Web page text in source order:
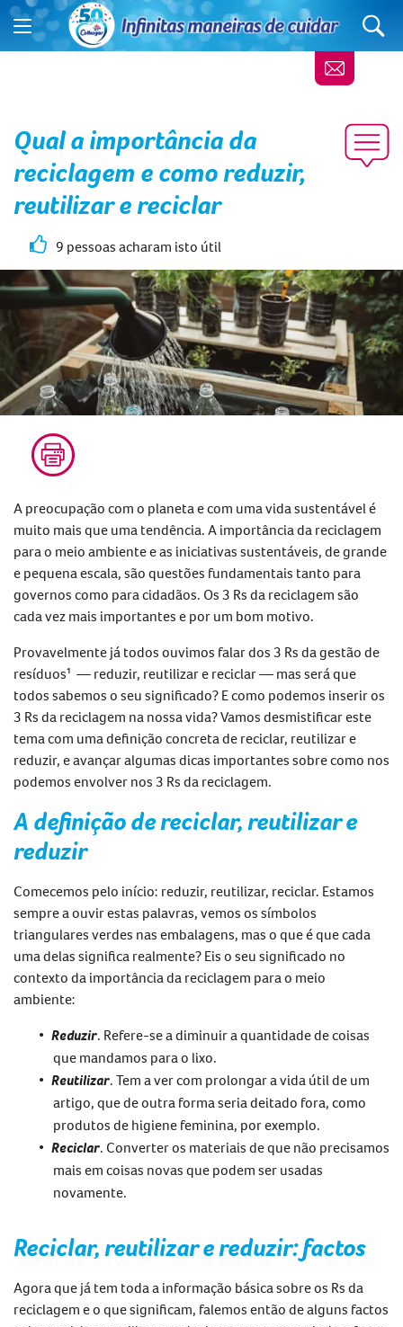
Qual a importância da
reciclagem e como reduzir,
reutilizar e reciclar
9 pessoas acharam isto útil
A preocupação com o planeta e com uma vida sustentável é
muito mais que uma tendência. A importância da reciclagem
para o meio ambientee as iniciativas sustentáveis, de grande
e pequena escala, são questões fundamentais tanto para
governos como para cidadãos. Os 3 Rs da reciclagem são
cada vez mais importantes e por um bom motivo.
Provavelmente já todos ouvimos falar dos 3 Rs da gestão de
resíduos¹ — reduzir, reutilizar e reciclar — mas será que
todos sabemos o seu significado? E como podemos inseriros
3 Rs da reciclagem na nossa vida? Vamos desmistificar este
tema com uma definição concreta de reciclar, reutilizar e
reduzir, eavançaralgumas dicas importantes sobre como nos
podemos envolver nos 3 Rs da reciclagem.
A definição dereciclar, reutilizar e
reduzir
Comecemos pelo início: reduzir, reutilizar, reciclar. Estamos
sempre a ouvir estas palavras, vemos os símbolos
triangulares verdes nas embalagens, mas o que é que cada
uma delas significa realmente? Eis o seu significado no
contexto da importância da reciclagem para o meio
ambiente:
Reduzir. Refere-se a diminuir a quantidade de coisas
que mandamos para o lixo.
Reutilizar. Tem a ver com prolongar a vida útil de um
artigo, que de outra forma seria deitado fora, como
produtos de higiene feminina, por exemplo.
Reciclar. Converter os materiais de que não precisamos
mais em coisas novas que podem ser usadas
novamente.
Reciclar, reutilizar e reduzir:factos
Agora que já tem toda a informação básica sobre os Rs da
reciclagem e o que significam, falemos então de alguns factos